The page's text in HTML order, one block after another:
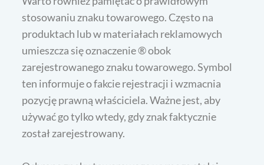
stosowaniu znaku towarowego. Często na
produktach lub w materiałach reklamowych
umieszcza się oznaczenie ® obok
zarejestrowanego znaku towarowego. Symbol
ten informuje o fakcie rejestracji i wzmacnia
pozycję prawną właściciela. Ważne jest, aby
używać go tylko wtedy, gdy znak faktycznie
został zarejestrowany.